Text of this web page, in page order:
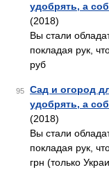
удобрять, а
(2018)
Вы стали
покладая рук,
руб
95
Сад и огород
удобрять, а
(2018)
Вы стали
покладая рук,
грн (только